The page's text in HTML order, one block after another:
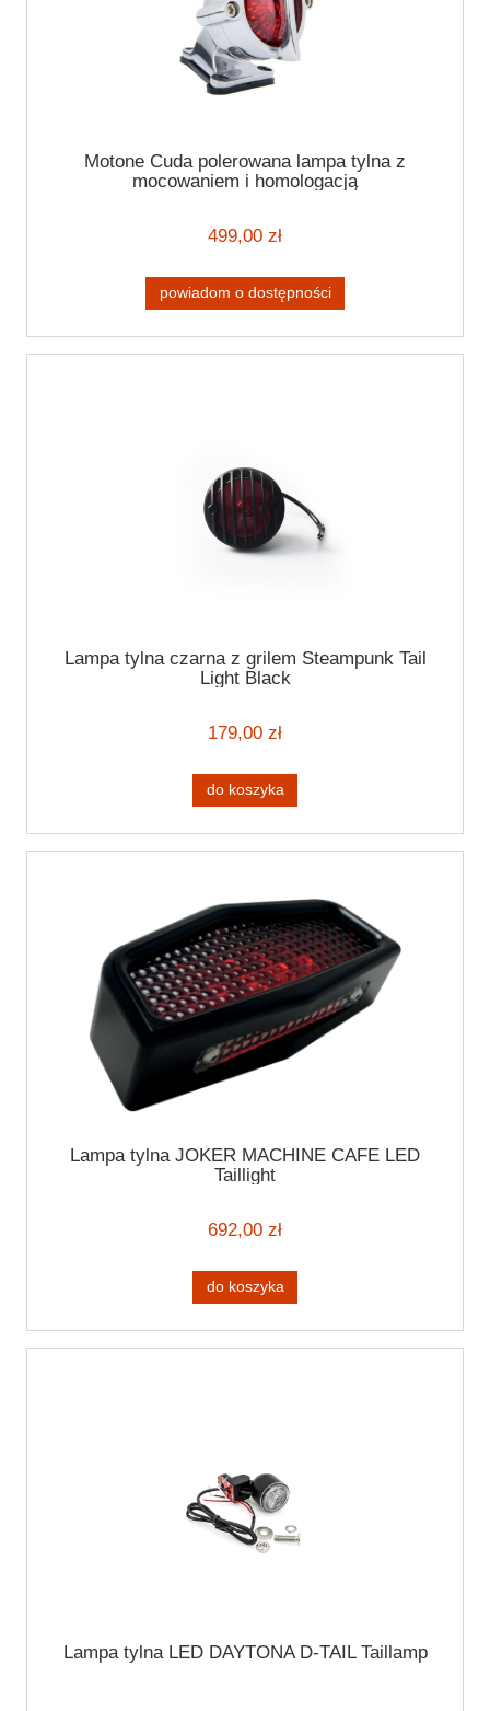
Motone Cuda polerowana lampa tylna z
mocowaniem i homologacją
499,00 zł
powiadom o dostępności
Lampa tylna czarna z grilem Steampunk Tail
Light Black
179,00 zł
do koszyka
Lampa tylna JOKER MACHINE CAFE LED
Taillight
692,00 zł
do koszyka
Lampa tylna LED DAYTONA D-TAIL Taillamp